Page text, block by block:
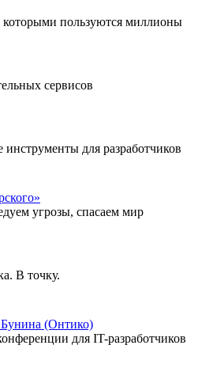
пользуются миллионы
сервисов
для разработчиков
угрозы, спасаем мир
В точку.
(Онтико)
для IT-разработчиков